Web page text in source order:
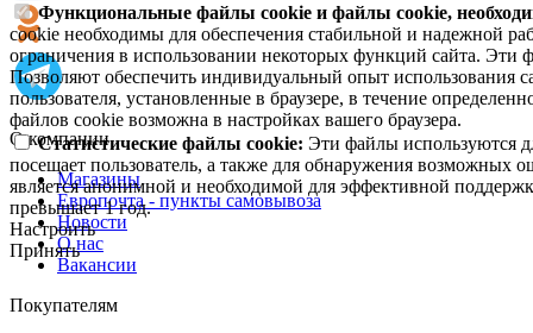
Функциональные файлы cookie и файлы cookie,
cookie необходимы для обеспечения стабильной и надежной
ограничения в использовании некоторых функций сайта. Эти
Позволяют обеспечить индивидуальный опыт использования
пользователя, установленные в браузере, в течение
файлов cookie возможна в настройках вашего браузера.
Статистические файлы cookie: Эти файлы используются
посещает пользователь, а также для обнаружения возможных
является анонимной и необходимой для эффективной
превышает 1 год.
Настроить
Принять
О компании
Магазины
Европочта - пункты самовывоза
Новости
О нас
Вакансии
Покупателям